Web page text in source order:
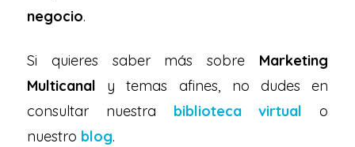
negocio.
Si quieres saber más sobre Marketing
Multicanal y temas afines, no dudes en
consultar nuestra biblioteca virtual o
nuestro blog.